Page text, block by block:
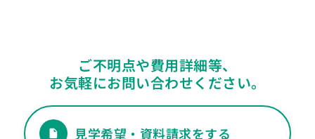
ご不明点や費用詳細等、
お気軽にお問い合わせください。
見学希望・資料請求をする